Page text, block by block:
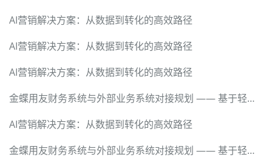
AI营销解决方案：从数据到转化的高效路径
AI营销解决方案：从数据到转化的高效路径
AI营销解决方案：从数据到转化的高效路径
金蝶用友财务系统与外部业务系统对接规划 —— 基于轻易云数据集成平台的技术实现
AI营销解决方案：从数据到转化的高效路径
金蝶用友财务系统与外部业务系统对接规划 —— 基于轻易云数据集成平台的技术实现